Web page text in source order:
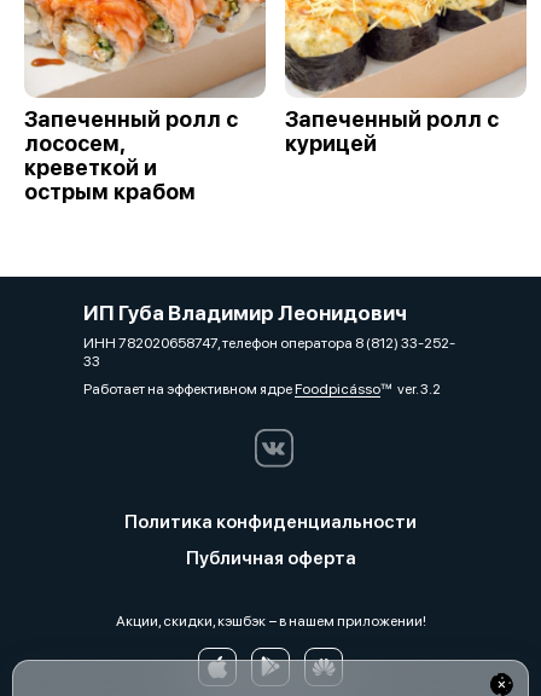
Запеченный ролл с
лососем,
креветкой и
острым крабом
Запеченный ролл с
курицей
ИП Губа Владимир Леонидович
ИНН 782020658747, телефон оператора 8 (812) 33-252-
33
Работает на эффективном ядреFoodpicássover. 3.2
Политика конфиденциальности
Публичная оферта
Акции, скидки, кэшбэк − в нашем приложении!